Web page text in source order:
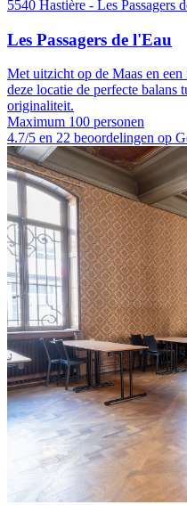
5540 Hastière - Les Passagers
Les Passagers de l'Eau
Met uitzicht op de Maas en
deze locatie de perfecte balans
originaliteit.
Maximum 100 personen
4.7/5 en 22 beoordelingen op